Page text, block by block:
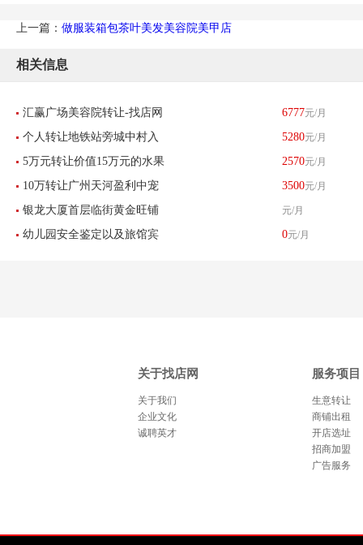
上一篇： 做服装箱包茶叶美发美容院美甲店
相关信息
汇赢广场美容院转让-找店网
推荐
6777元/月
个人转让地铁站旁城中村入
口多年便利店超市转让
5280元/月
5万元转让价值15万元的水果
铺
2570元/月
10万转让广州天河盈利中宠
物店接手可经营
3500元/月
银龙大厦首层临街黄金旺铺
业主直招-已转让
元/月
幼儿园安全鉴定以及旅馆宾 0元/月
关于找店网
关于我们
企业文化
诚聘英才
服务项目
生意转让
商铺出租
开店选址
招商加盟
广告服务